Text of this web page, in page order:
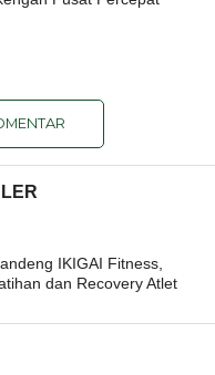
IKIGAI Fitness,
dan Recovery Atlet